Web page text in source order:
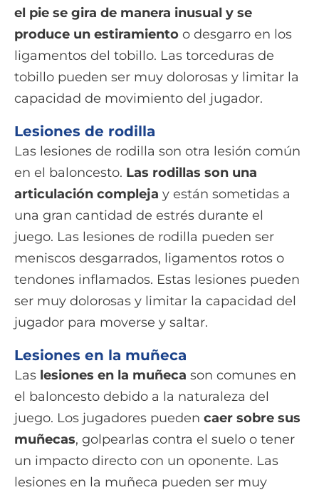
el pie se gira de manera inusual y se
produce un estiramiento o desgarro en los
ligamentos del tobillo. Las torceduras de
tobillo pueden ser muy dolorosas y limitar la
capacidad de movimiento del jugador.
Lesiones de rodilla
Las lesiones de rodilla son otra lesión común
en el baloncesto. Las rodillas son una
articulación compleja y están sometidas a
una gran cantidad de estrés durante el
juego. Las lesiones de rodilla pueden ser
meniscos desgarrados, ligamentos rotos o
tendones inflamados. Estas lesiones pueden
ser muy dolorosas y limitar la capacidad del
jugador para moverse y saltar.
Lesiones en la muñeca
Las lesiones en la muñeca son comunes en
el baloncesto debido a la naturaleza del
juego. Los jugadores pueden caer sobre sus
muñecas, golpearlas contra el suelo o tener
un impacto directo con un oponente. Las
lesiones en la muñeca pueden ser muy